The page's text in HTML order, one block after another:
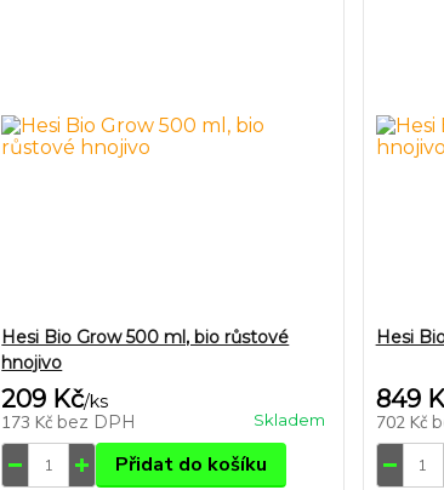
Hesi Bio Grow 500 ml, bio růstové
hnojivo
209 Kč/ks
173 Kč bez DPH Skladem
Přidat do košíku
Hesi
849
702 Kč